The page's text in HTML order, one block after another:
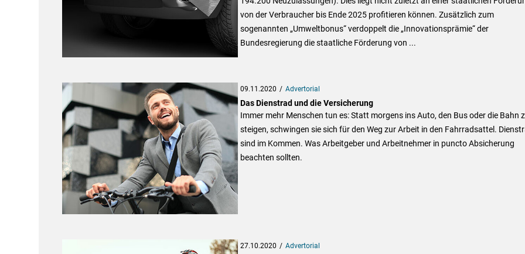
von der Verbraucher bis Ende 2025 profitieren können. Zusätzlich zum
sogenannten „Umweltbonus“ verdoppelt die „Innovationsprämie“ der
Bundesregierung die staatliche Förderung von ...
09.11.2020 Advertorial
Das Dienstrad und die Versicherung
Immer mehr Menschen tun es: Statt morgens ins Auto, den Bus oder die Bahn
steigen, schwingen sie sich für den Weg zur Arbeit in den Fahrradsattel.
sind im Kommen. Was Arbeitgeber und Arbeitnehmer in puncto Absicherung
beachten sollten.
27.10.2020 Advertorial